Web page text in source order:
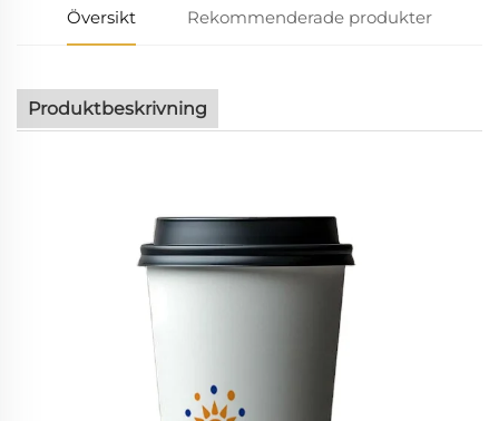
Översikt Rekommenderade produkter
Produktbeskrivning